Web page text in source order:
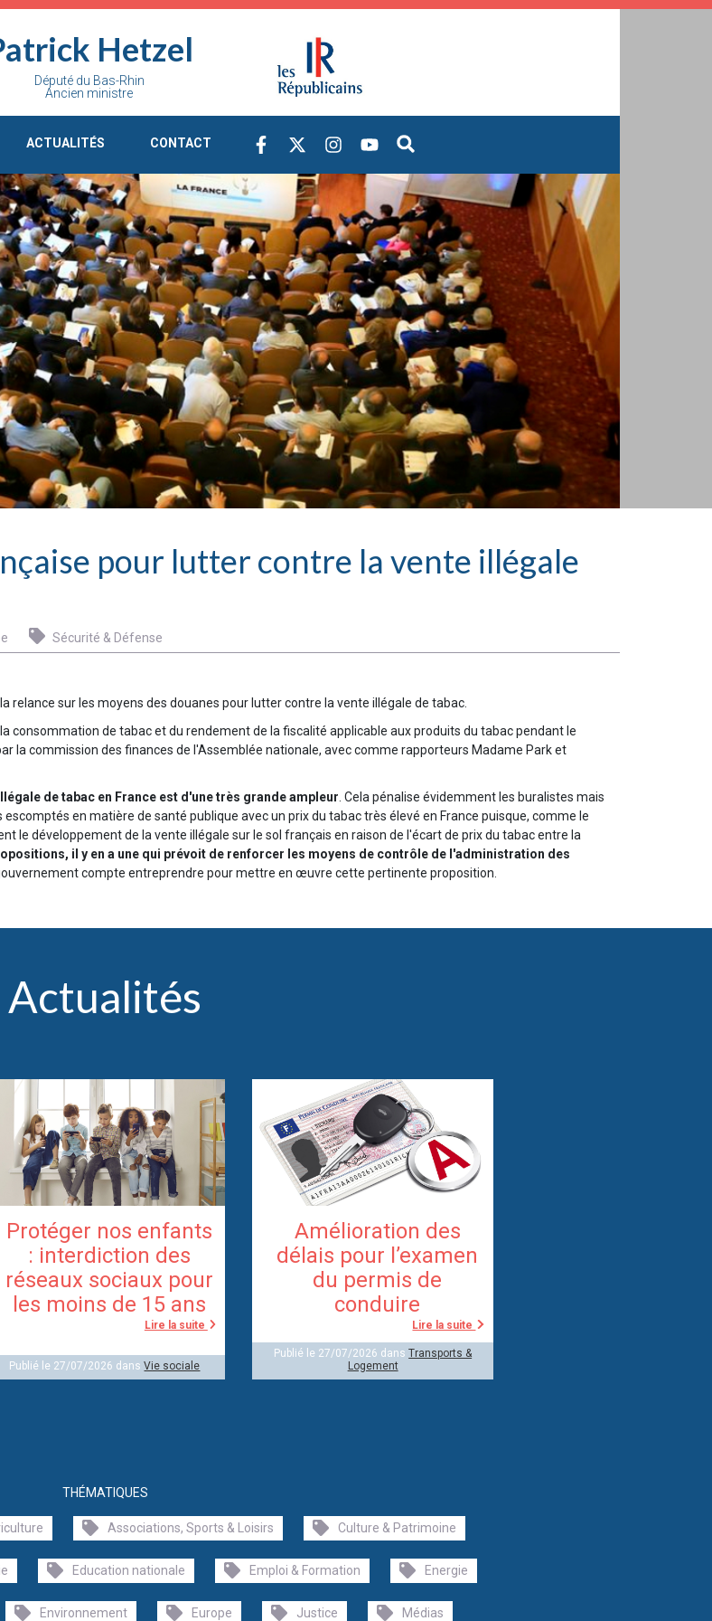
Hetzel
Député du Bas-Rhin
Ancien ministre
ACTUALITÉS CONTACT
pour lutter contre la vente illégale
Sécurité & Défense
sur les moyens des douanes pour lutter contre la vente illégale de tabac.
de tabac et du rendement de la fiscalité applicable aux produits du tabac pendant le
la commission des finances de l'Assemblée nationale, avec comme rapporteurs Madame Park et
de tabac en France est d'une très grande ampleur . Cela pénalise évidemment les buralistes mais
en matière de santé publique avec un prix du tabac très élevé en France puisque, comme le
le développement de la vente illégale sur le sol français en raison de l'écart de prix du tabac entre la
il y en a une qui prévoit de renforcer les moyens de contrôle de l'administration des
compte entreprendre pour mettre en œuvre cette pertinente proposition.
Actualités
Protéger nos enfants
: interdiction des
réseaux sociaux pour
les moins de 15 ans
Lire la suite
Publié le 27/07/2026 dansVie sociale
Amélioration des
délais pour l’examen
du permis de
conduire
Lire la suite
Publié le 27/07/2026 dansTransports &
Logement
THÉMATIQUES
Associations, Sports & Loisirs Culture & Patrimoine
Education nationale Emploi & Formation Energie
Environnement Europe Justice Médias